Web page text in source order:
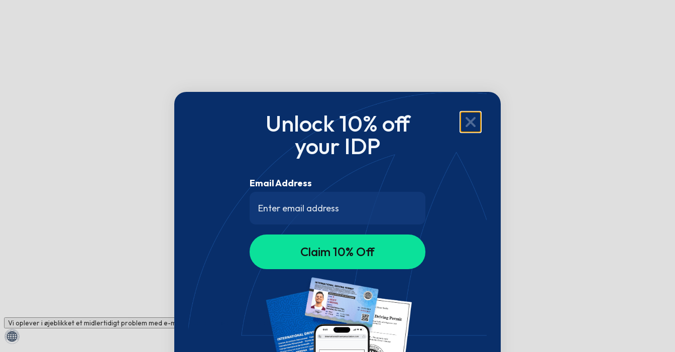
Vi oplever i øjeblikket et midlertidigt problem med e-mail. Brug for hjælp? Chat med os!
Unlock 10% off
your IDP
Email Address
Claim 10% Off